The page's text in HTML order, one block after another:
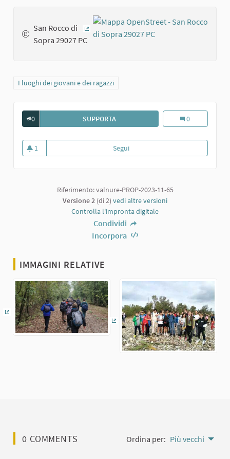
San Rocco di
Sopra 29027 PC(Collegamento esterno)
Filtra i risultati per categoria: I luoghi dei giovani e dei ragazzi
I luoghi dei giovani e dei ragazzi
0 SUPPORTAIL BOSCO DI FORNACE VECCHIA A
Il Bosco di
0
1
1 sostenitori
Segui
Riferimento: valnure-PROP-2023-11-65
Versione 2 (di 2) vedi altre versioni
Controlla l'impronta digitale
Condividi
Incorpora
IMMAGINI RELATIVE
(Collegamento esterno)
(Collegamento esterno)
0 COMMENTS Ordina per: Più vecchi